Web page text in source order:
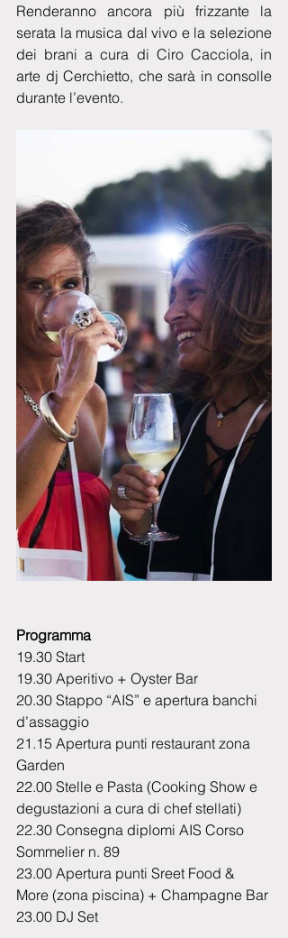
Renderanno ancora più frizzante la
serata la musica dal vivo e la selezione
dei brani a cura di Ciro Cacciola, in
arte dj Cerchietto, che sarà in consolle
durante l’evento.
Programma
19.30 Start
19.30 Aperitivo + Oyster Bar
20.30 Stappo “AIS” e apertura banchi
d’assaggio
21.15 Apertura punti restaurant zona
Garden
22.00 Stelle e Pasta (Cooking Show e
degustazioni a cura di chef stellati)
22.30 Consegna diplomi AIS Corso
Sommelier n. 89
23.00 Apertura punti Sreet Food &
More (zona piscina) + Champagne Bar
23.00 DJ Set